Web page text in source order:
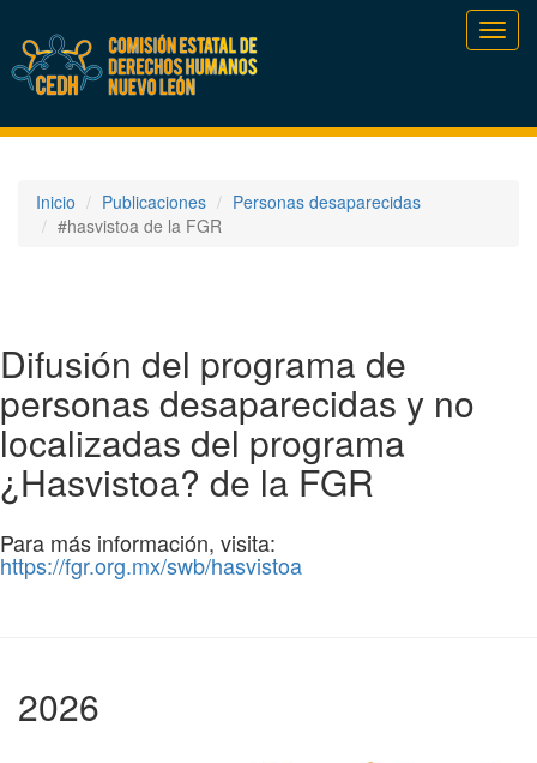
Inicio Publicaciones
Personas desaparecidas
#hasvistoa de la FGR
Difusión del programa de
personas desaparecidas y no
localizadas del programa
¿Hasvistoa? de la FGR
Para más información, visita:
https://fgr.org.mx/swb/hasvistoa
2026